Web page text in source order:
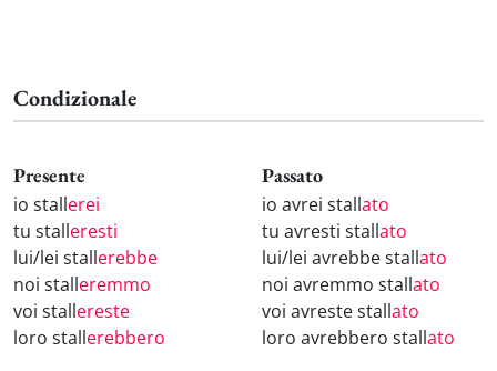
Condizionale
Presente
io stallerei
tu stalleresti
lui/lei stallerebbe
noi stalleremmo
voi stallereste
loro stallerebbero
Passato
io avrei stallato
tu avresti stallato
lui/lei avrebbe stallato
noi avremmo stallato
voi avreste stallato
loro avrebbero stallato